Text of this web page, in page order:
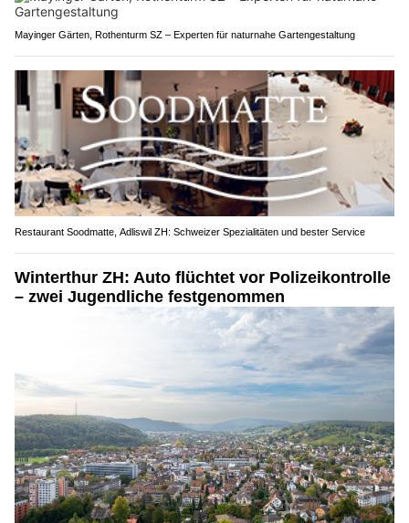
Mayinger Gärten, Rothenturm SZ – Experten für naturnahe Gartengestaltung
Restaurant Soodmatte, Adliswil ZH: Schweizer Spezialitäten und bester Service
Winterthur ZH: Auto flüchtet vor Polizeikontrolle
– zwei Jugendliche festgenommen